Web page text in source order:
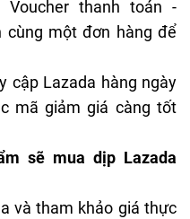
thanh toán -
cùng một đơn hàng để
cập Lazada hàng ngày
mã giảm giá càng tốt
sẽ mua dịp Lazada
và tham khảo giá thực